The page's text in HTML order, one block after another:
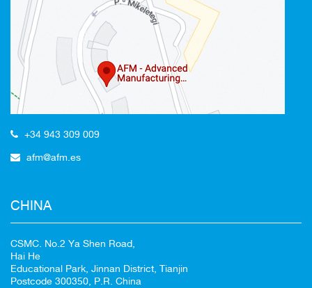
CANCELAR
+34 943 309 009
afm@afm.es
CHINA
CSMC. No.2 Ya Shen Road,
Hai He
Educational Park, Jinnan District, Tianjin
Postcode 300350, P.R. China